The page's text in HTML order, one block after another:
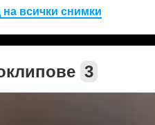
на всички снимки
3